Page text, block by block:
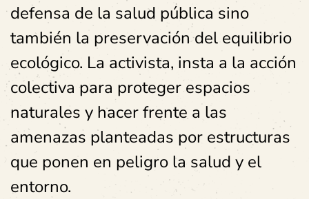
defensa de la salud pública sino
también la preservación del equilibrio
ecológico. La activista, insta a la acción
colectiva para proteger espacios
naturales y hacer frente a las
amenazas planteadas por estructuras
que ponen en peligro la salud y el
entorno.